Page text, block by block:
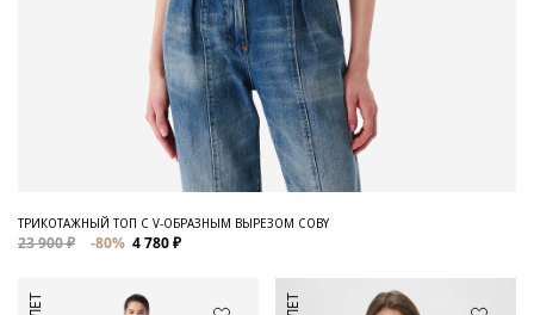
ТРИКОТАЖНЫЙ ТОП С V-ОБРАЗНЫМ ВЫРЕЗОМ COBY
23 900 ₽ -80% 4 780 ₽